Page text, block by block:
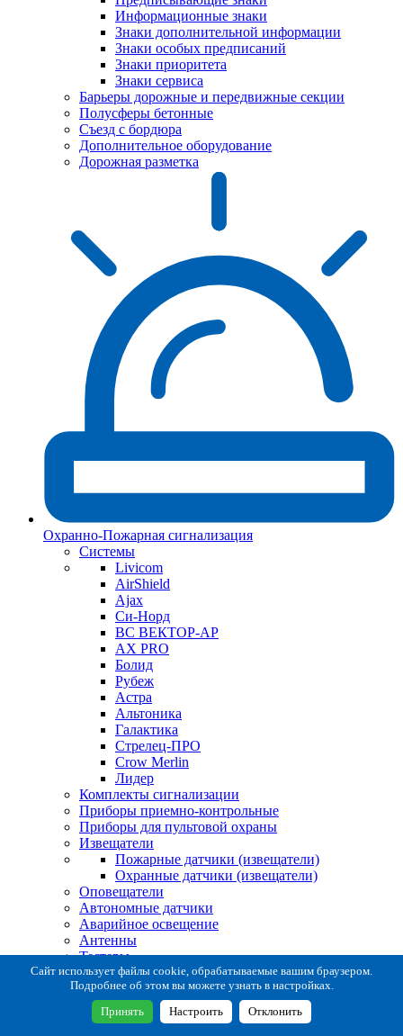
Информационные знаки
Знаки дополнительной информации
Знаки особых предписаний
Знаки приоритета
Знаки сервиса
Барьеры дорожные и передвижные секции
Полусферы бетонные
Съезд с бордюра
Дополнительное оборудование
Дорожная разметка
Охранно-Пожарная сигнализация
Системы
Livicom
AirShield
Ajax
Си-Норд
ВС ВЕКТОР-АР
AX PRO
Болид
Рубеж
Астра
Альтоника
Галактика
Стрелец-ПРО
Crow Merlin
Лидер
Комплекты сигнализации
Приборы приемно-контрольные
Приборы для пультовой охраны
Извещатели
Пожарные датчики (извещатели)
Охранные датчики (извещатели)
Оповещатели
Автономные датчики
Аварийное освещение
Антенны
Тестеры
Система сбора извещений
Расходные и монтажные материалы
Коробки коммутационные
Кронштейны для извещателей
Сайт использует файлы cookie, обрабатываемые вашим браузером.
Подробнее об этом вы можете узнать в настройках.
Принять Настроить Отклонить